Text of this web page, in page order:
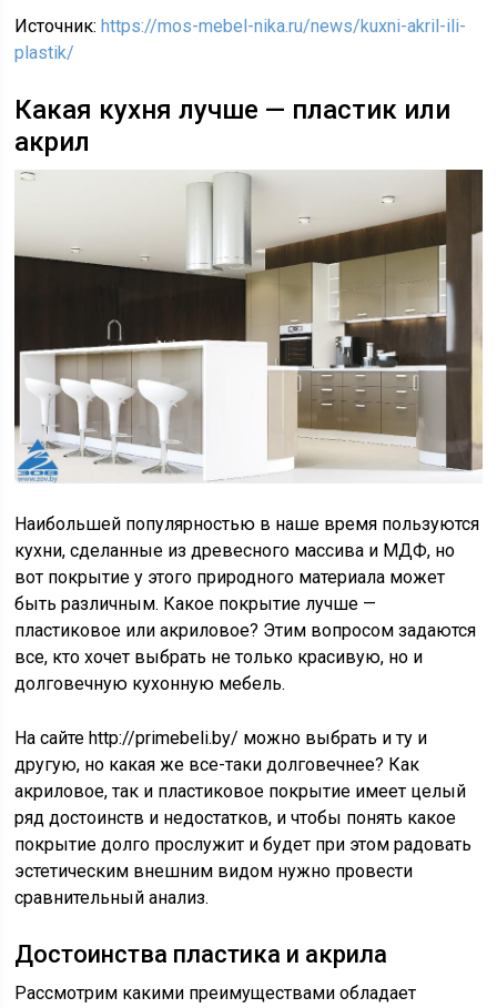
Источник:https://mos-mebel-nika.ru/news/kuxni-akril-ili-
plastik/
Какая кухня лучше — пластик или
акрил
Наибольшей популярностью в наше время пользуются
кухни, сделанные из древесного массива и МДФ, но
вот покрытие у этого природного материала может
быть различным. Какое покрытие лучше —
пластиковое или акриловое? Этим вопросом задаются
все, кто хочет выбрать не только красивую, но и
долговечную кухонную мебель.
На сайте http://primebeli.by/ можно выбрать и ту и
другую, но какая же все-таки долговечнее? Как
акриловое, так и пластиковое покрытие имеет целый
ряд достоинств и недостатков, и чтобы понять какое
покрытие долго прослужит и будет при этом радовать
эстетическим внешним видом нужно провести
сравнительный анализ.
Достоинства пластика и акрила
Рассмотрим какими преимуществами обладает